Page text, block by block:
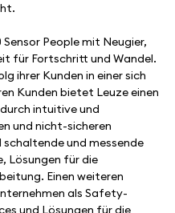
People mit Neugier,
für Fortschritt und Wandel.
ihrer Kunden in einer sich
Kunden bietet Leuze einen
intuitive und
und nicht-sicheren
schaltende und messende
Lösungen für die
Einen weiteren
als Safety-
und Lösungen für die